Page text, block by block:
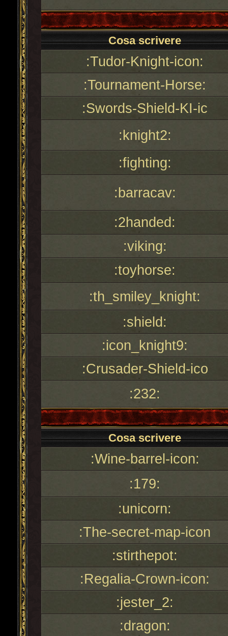
Cosa scrivere
:Tudor-Knight-icon:
:Tournament-Horse:
:Swords-Shield-KI-ic
:knight2:
:fighting:
:barracav:
:2handed:
:viking:
:toyhorse:
:th_smiley_knight:
:shield:
:icon_knight9:
:Crusader-Shield-ico
:232:
Cosa scrivere
:Wine-barrel-icon:
:179:
:unicorn:
:The-secret-map-icon
:stirthepot:
:Regalia-Crown-icon:
:jester_2:
:dragon: